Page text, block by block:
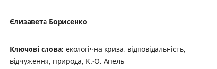
Єлизавета Борисенко
Ключові слова: екологічна криза, відповідальність,
відчуження, природа, K.-O. Апель